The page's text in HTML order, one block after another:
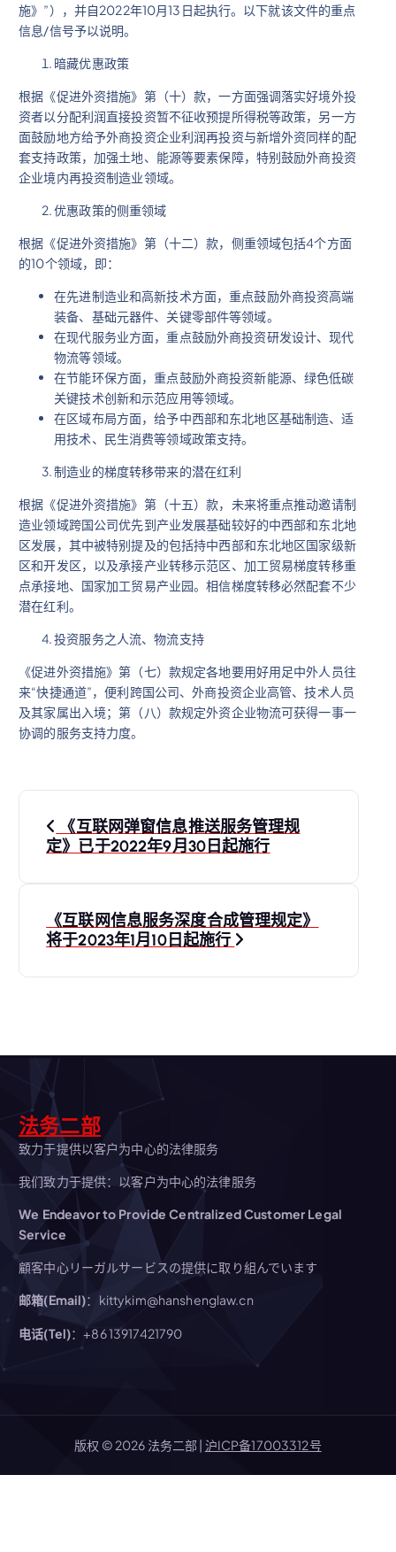
施》”），并自2022年10月13日起执行。以下就该文件的重点
信息/信号予以说明。
暗藏优惠政策
根据《促进外资措施》第（十）款，一方面强调落实好境外投
资者以分配利润直接投资暂不征收预提所得税等政策，另一方
面鼓励地方给予外商投资企业利润再投资与新增外资同样的配
套支持政策，加强土地、能源等要素保障，特别鼓励外商投资
企业境内再投资制造业领域。
优惠政策的侧重领域
根据《促进外资措施》第（十二）款，侧重领域包括4个方面
的10个领域，即：
在先进制造业和高新技术方面，重点鼓励外商投资高端
装备、基础元器件、关键零部件等领域。
在现代服务业方面，重点鼓励外商投资研发设计、现代
物流等领域。
在节能环保方面，重点鼓励外商投资新能源、绿色低碳
关键技术创新和示范应用等领域。
在区域布局方面，给予中西部和东北地区基础制造、适
用技术、民生消费等领域政策支持。
制造业的梯度转移带来的潜在红利
根据《促进外资措施》第（十五）款，未来将重点推动邀请制
造业领域跨国公司优先到产业发展基础较好的中西部和东北地
区发展，其中被特别提及的包括持中西部和东北地区国家级新
区和开发区，以及承接产业转移示范区、加工贸易梯度转移重
点承接地、国家加工贸易产业园。相信梯度转移必然配套不少
潜在红利。
投资服务之人流、物流支持
《促进外资措施》第（七）款规定各地要用好用足中外人员往
来“快捷通道”，便利跨国公司、外商投资企业高管、技术人员
及其家属出入境；第（八）款规定外资企业物流可获得一事一
协调的服务支持力度。
文
章
航
《互联网弹窗信息推送服务管理规
定》已于2022年9月30日起施行
《互联网信息服务深度合成管理规定》
将于2023年1月10日起施行
法务二部
致力于提供以客户为中心的法律服务
我们致力于提供：以客户为中心的法律服务
We Endeavor to Provide Centralized Customer Legal
Service
顧客中心リーガルサービスの提供に取り組んでいます
邮箱(Email)：kittykim@hanshenglaw.cn
电话(Tel)：+86 13917421790
版权 © 2026 法务二部 | 沪ICP备17003312号